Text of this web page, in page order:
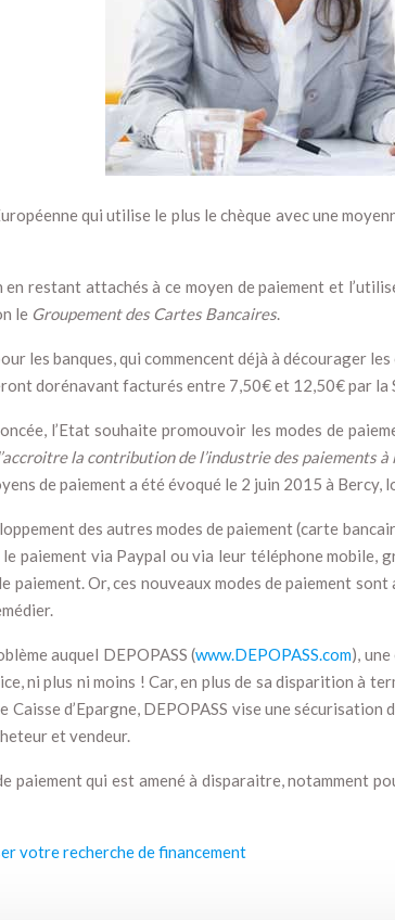
qui utilise le plus le chèque avec une
restant attachés à ce moyen de paiement et
le Groupement des Cartes Bancaires.
les banques, qui commencent déjà à décourager
dorénavant facturés entre 7,50€ et 12,50€ par la
l’Etat souhaite promouvoir les modes de
la contribution de l’industrie des paiements
de paiement a été évoqué le 2 juin 2015 à Bercy,
des autres modes de paiement (carte
paiement via Paypal ou via leur téléphone mobile,
paiement. Or, ces nouveaux modes de paiement
auquel DEPOPASS (www.DEPOPASS.com),
ni plus ni moins ! Car, en plus de sa disparition à
d’Epargne, DEPOPASS vise une
et vendeur.
paiement qui est amené à disparaitre,
votre recherche de financement